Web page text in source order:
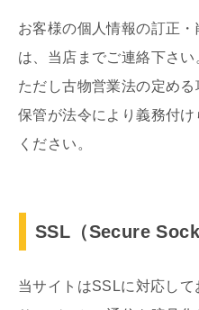
お客様の個人情報の訂正
は、当店までご連絡下さい
ただし古物営業法の定め
保管が法令により義務付
ください。
SSL（Secure
当サイトはSSLに対応し